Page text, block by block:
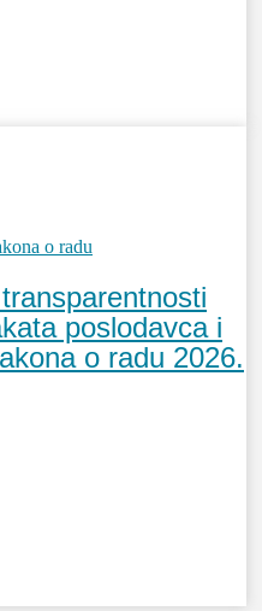
poslodavca i
o radu 2026.